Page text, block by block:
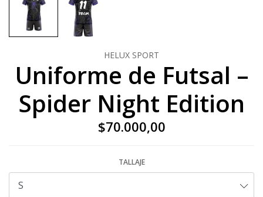
HELUX SPORT
Uniforme de Futsal –
Spider Night Edition
$70.000,00
TALLAJE